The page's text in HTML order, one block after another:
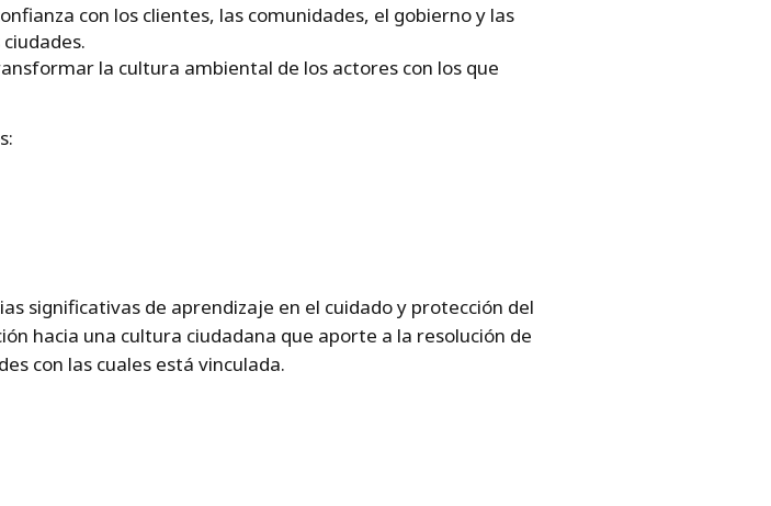
con los clientes, las comunidades, el gobierno y las
la cultura ambiental de los actores con los que
significativas de aprendizaje en el cuidado y protección del
hacia una cultura ciudadana que aporte a la resolución de
con las cuales está vinculada.